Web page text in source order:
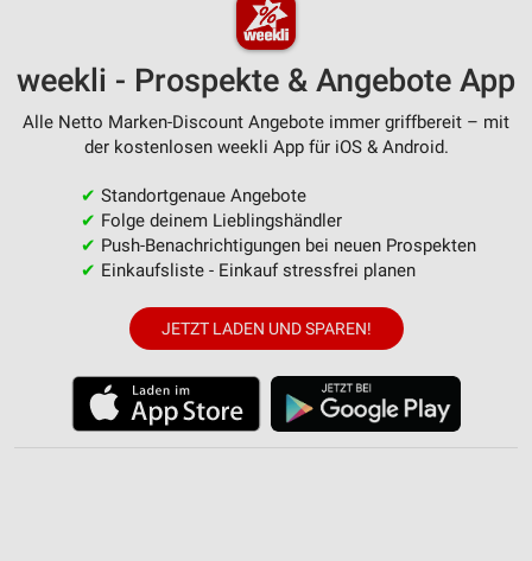
weekli - Prospekte & Angebote App
Alle Netto Marken-Discount Angebote immer griffbereit – mit
der kostenlosen weekli App für iOS & Android.
✔ Standortgenaue Angebote
✔ Folge deinem Lieblingshändler
✔ Push-Benachrichtigungen bei neuen Prospekten
✔ Einkaufsliste - Einkauf stressfrei planen
JETZT LADEN UND SPAREN!